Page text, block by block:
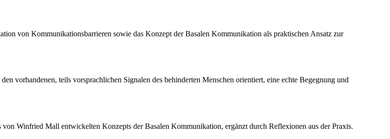
von Kommunikationsbarrieren sowie das Konzept der Basalen Kommunikation als praktischen Ansatz zur
vorhandenen, teils vorsprachlichen Signalen des behinderten Menschen orientiert, eine echte Begegnung und
Winfried Mall entwickelten Konzepts der Basalen Kommunikation, ergänzt durch Reflexionen aus der Praxis.